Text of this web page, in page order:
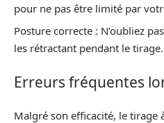
pour ne pas être limité par
Posture correcte : N’oubliez
les rétractant pendant le tirage.
Erreurs fréquentes
Malgré son efficacité, le tirage